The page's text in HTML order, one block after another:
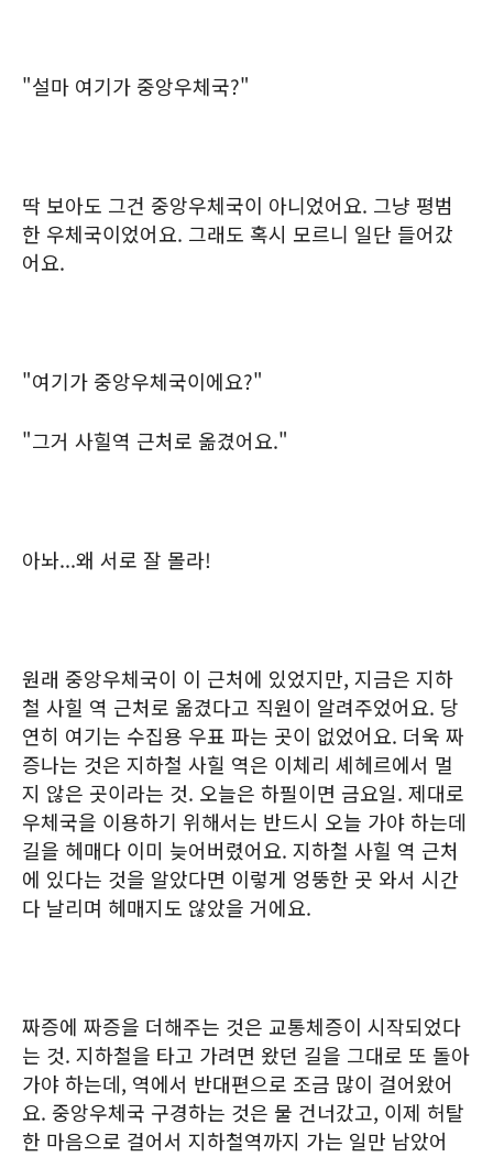
"설마 여기가 중앙우체국?"
딱 보아도 그건 중앙우체국이 아니었어요. 그냥 평범
한 우체국이었어요. 그래도 혹시 모르니 일단 들어갔
어요.
"여기가 중앙우체국이에요?"
"그거 사힐역 근처로 옮겼어요."
아놔...왜 서로 잘 몰라!
원래 중앙우체국이 이 근처에 있었지만, 지금은 지하
철 사힐 역 근처로 옮겼다고 직원이 알려주었어요. 당
연히 여기는 수집용 우표 파는 곳이 없었어요. 더욱 짜
증나는 것은 지하철 사힐 역은 이체리 셰헤르에서 멀
지 않은 곳이라는 것. 오늘은 하필이면 금요일. 제대로
우체국을 이용하기 위해서는 반드시 오늘 가야 하는데
길을 헤매다 이미 늦어버렸어요. 지하철 사힐 역 근처
에 있다는 것을 알았다면 이렇게 엉뚱한 곳 와서 시간
다 날리며 헤매지도 않았을 거에요.
짜증에 짜증을 더해주는 것은 교통체증이 시작되었다
는 것. 지하철을 타고 가려면 왔던 길을 그대로 또 돌아
가야 하는데, 역에서 반대편으로 조금 많이 걸어왔어
요. 중앙우체국 구경하는 것은 물 건너갔고, 이제 허탈
한 마음으로 걸어서 지하철역까지 가는 일만 남았어